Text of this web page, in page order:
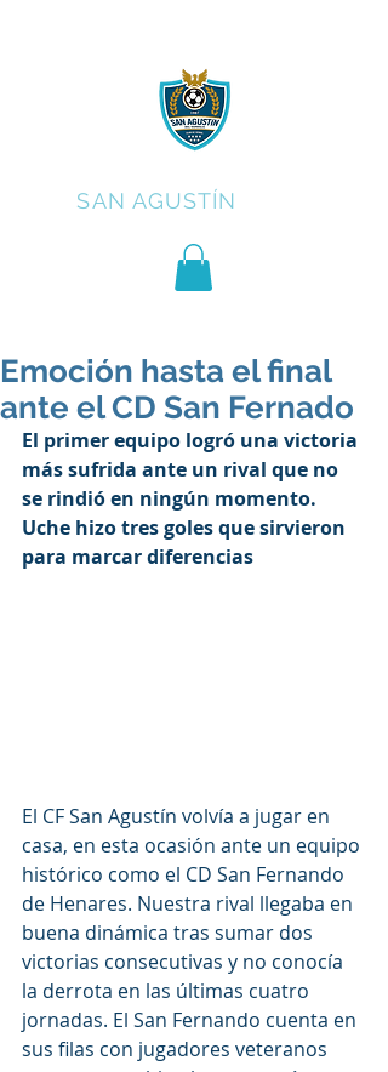
SAN AGUSTÍN
Emoción hasta el final
ante el CD San Fernado
El primer equipo logró una victoria
más sufrida ante un rival que no
se rindió en ningún momento.
Uche hizo tres goles que sirvieron
para marcar diferencias
El CF San Agustín volvía a jugar en
casa, en esta ocasión ante un equipo
histórico como el CD San Fernando
de Henares. Nuestra rival llegaba en
buena dinámica tras sumar dos
victorias consecutivas y no conocía
la derrota en las últimas cuatro
jornadas. El San Fernando cuenta en
sus filas con jugadores veteranos